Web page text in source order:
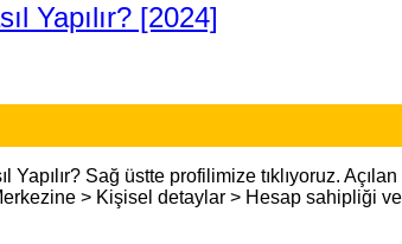
Yapılır? [2024]
Sağ üstte profilimize tıklıyoruz.
> Kişisel detaylar > Hesap sahipliği